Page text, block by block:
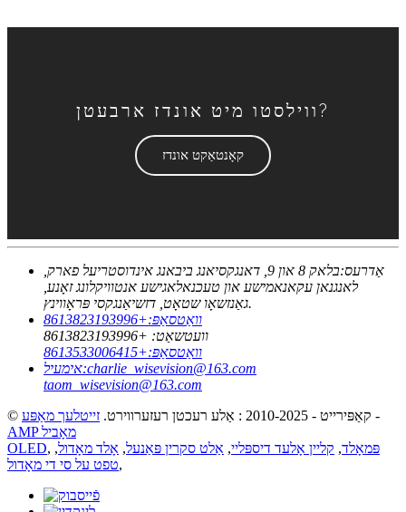
ווילסטו מיט אונדז ארבעטן?
קאָנטאַקט אונדז
אַדרעס:
בלאק 8 און 9, דאנגקסיאנג ביבאנג אינדוסטריעל פארק,
לאנגנאן עקאנאמישע און טעכנאלאגישע אנטוויקלונג זאָנע,
גאַנזשאָו שטאָט, דזשיאַנגקסי פּראָווינץ.
וואַטסאַפּ:+8613823193996
וועטשאַט: +8613823193996
וואַטסאַפּ:+8613533006415
אימעיל:charlie_wisevision@163.com
taom_wisevision@163.com
© קאַפּירייט - 2010-2025 : אַלע רעכטן רעזערווירט.
זייטלעך מאַפּע
-
AMP מאָביל
OLED, פּמאָלד, קליין אָלעד דיספּליי, אַלט סקרין פּאַנעל, אָלד מאָדול,
טפט על סי די מאָדול,